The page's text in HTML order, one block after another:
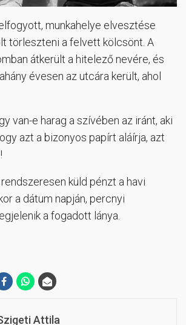
munkahelye elvesztése
törleszteni a felvett kölcsönt. A
átkerült a hitelező nevére, és
évesen az utcára került, ahol
van-e harag a szívében az iránt, aki
azt a bizonyos papírt aláírja, azt
küld pénzt a havi
a dátum napján, percnyi
a fogadott lánya.
Attila